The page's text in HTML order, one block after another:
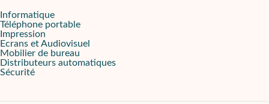
Informatique
Téléphone portable
Impression
Ecrans et Audiovisuel
Mobilier de bureau
Distributeurs automatiques
Sécurité